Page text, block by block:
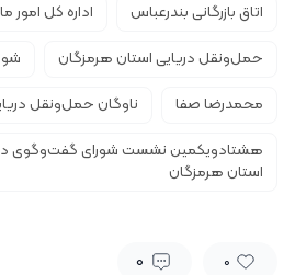
اتاق بازرگانی بندرعباس
اداره کل امور
حمل‌ونقل دریایی استان هرمزگان
محمدرضا صفا
ناوگان حمل‌ونقل
هشتادویکمین نشست شورای
استان هرمزگان
0
0